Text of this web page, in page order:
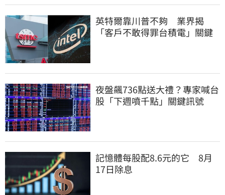
英特爾靠川普不夠 業界揭
「客戶不敢得罪台積電」關鍵
夜盤飆736點送大禮？專家喊台
股「下週噴千點」關鍵訊號
記憶體每股配8.6元的它 8月
17日除息